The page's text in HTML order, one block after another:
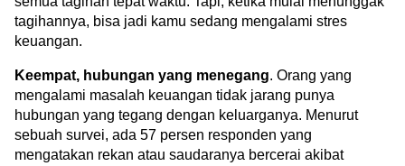
tagihannya, bisa jadi kamu sedang mengalami stres
keuangan.
Keempat, hubungan yang menegang. Orang yang
mengalami masalah keuangan tidak jarang punya
hubungan yang tegang dengan keluarganya. Menurut
sebuah survei, ada 57 persen responden yang
mengatakan rekan atau saudaranya bercerai akibat